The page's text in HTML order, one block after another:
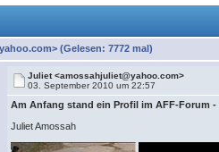
(Gelesen: 7772 mal)
Juliet <amossahjuliet@yahoo.com>
03. September 2010 um 22:57
Am Anfang stand ein Profil im AFF-Forum -
Juliet Amossah